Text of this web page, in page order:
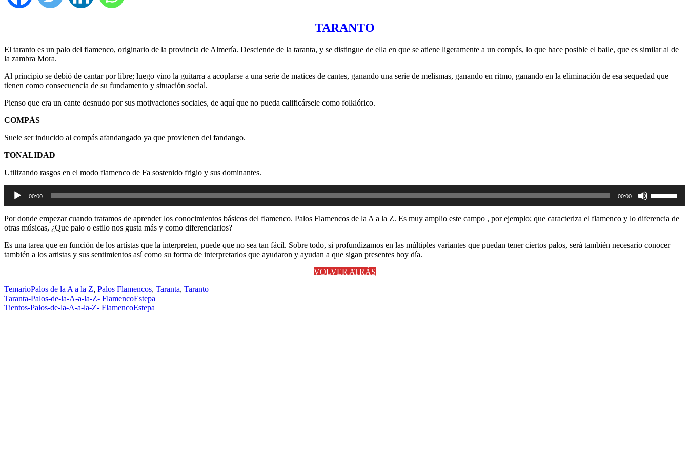
TARANTO
El taranto es un palo del flamenco, originario de la provincia de Almería. Desciende de la taranta, y se distingue de ella en que se atiene ligeramente a un compás, lo que hace posible el baile, que es similar al de
la zambra Mora.
Al principio se debió de cantar por libre; luego vino la guitarra a acoplarse a una serie de matices de cantes, ganando una serie de melismas, ganando en ritmo, ganando en la eliminación de esa sequedad que
tienen como consecuencia de su fundamento y situación social.
Pienso que era un cante desnudo por sus motivaciones sociales, de aquí que no pueda calificársele como folklórico.
COMPÁS
Suele ser inducido al compás afandangado ya que provienen del fandango.
TONALIDAD
Utilizando rasgos en el modo flamenco de Fa sostenido frigio y sus dominantes.
Reproductor
audio
00:00 00:00
las
teclas
de
para
Por donde empezar cuando tratamos de aprender los conocimientos básicos del flamenco. Palos Flamencos de la A a la Z. Es muy amplio este campo , por ejemplo; que caracteriza el flamenco y lo diferencia de
otras músicas, ¿Que palo o estilo nos gusta más y como diferenciarlos?
Es una tarea que en función de los artístas que la interpreten, puede que no sea tan fácil. Sobre todo, si profundizamos en las múltiples variantes que puedan tener ciertos palos, será también necesario conocer
también a los artistas y sus sentimientos así como su forma de interpretarlos que ayudaron y ayudan a que sigan presentes hoy día.
VOLVER ATRÁS
TemarioPalos de la A a la Z, Palos Flamencos, Taranta, Taranto
Navegación
de
Taranta-Palos-de-la-A-a-la-Z- FlamencoEstepa
Tientos-Palos-de-la-A-a-la-Z- FlamencoEstepa